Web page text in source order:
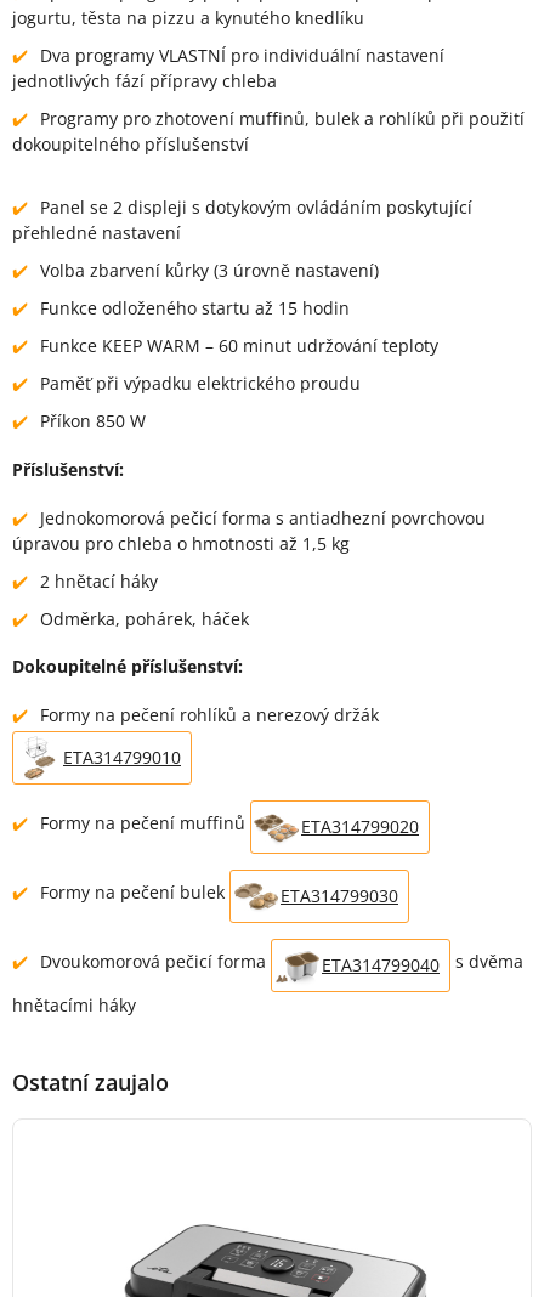
jogurtu, těsta na pizzu a kynutého knedlíku
Dva programy VLASTNÍ pro individuální nastavení
jednotlivých fází přípravy chleba
Programy pro zhotovení muffinů, bulek a rohlíků při použití
dokoupitelného příslušenství
Panel se 2 displeji s dotykovým ovládáním poskytující
přehledné nastavení
Volba zbarvení kůrky (3 úrovně nastavení)
Funkce odloženého startu až 15 hodin
Funkce KEEP WARM – 60 minut udržování teploty
Paměť při výpadku elektrického proudu
Příkon 850 W
Příslušenství:
Jednokomorová pečicí forma s antiadhezní povrchovou
úpravou pro chleba o hmotnosti až 1,5 kg
2 hnětací háky
Odměrka, pohárek, háček
Dokoupitelné příslušenství:
Formy na pečení rohlíků a nerezový držák
ETA314799010
Formy na pečení muffinů ETA314799020
Formy na pečení bulek ETA314799030
Dvoukomorová pečicí forma ETA314799040
s dvěma
hnětacími háky
Ostatní zaujalo